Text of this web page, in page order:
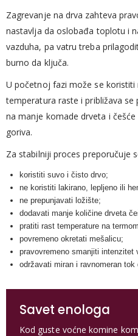
Zagrevanje na drva zahteva
nastavlja da oslobađa toplotu i
vazduha, pa vatru treba
burno da ključa.
U početnoj fazi može se koristiti
temperatura raste i približava
na manje komade drveta i
goriva.
Za stabilniji proces preporučuje
koristiti suvo i čisto drvo;
ne koristiti lakirano, lepljeno ili
ne prepunjavati ložište;
dodavati manje količine drveta
pratiti rast temperature na
povremeno okretati mešalicu;
pravovremeno smanjiti intenzitet
održavati miran i ravnomeran tok
Savet enologa
Kod guste voćne komine